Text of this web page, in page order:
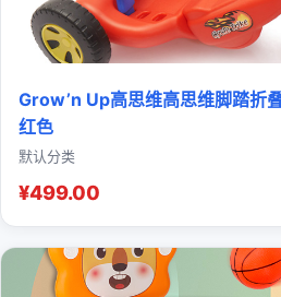
Grow’n Up高思维高思维脚踏折
红色
默认分类
¥499.00